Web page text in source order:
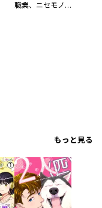
職業、ニセモノ～あなたに偽は見抜けない【電子単行本版】
もっと見る